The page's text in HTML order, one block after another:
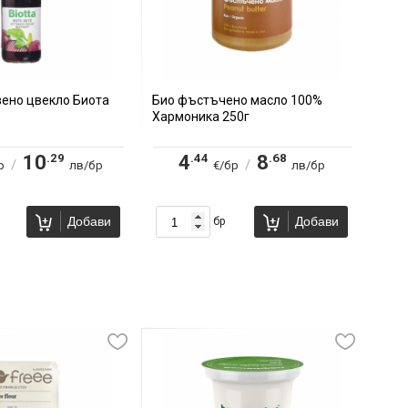
цвекло Биота
/ 10.29
лв/бр
Добави
Био фъстъчено масло 100%
Хармоника 250г
4.44
€/бр / 8.68
лв/бр
бр Добави